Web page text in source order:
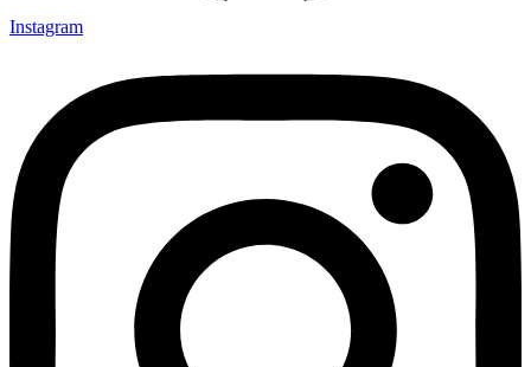
Instagram